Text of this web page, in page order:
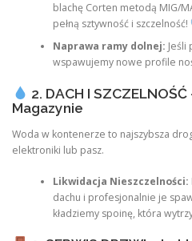
blachę Corten metodą MIG/
pełną sztywność i szczelność!
Naprawa ramy dolnej: Jeśli
wspawujemy nowe profile
2. DACH I
Magazynie
Woda w kontenerze to najszybsza
elektroniki lub pasz.
Likwidacja Nieszczelności:
dachu i profesjonalnie je
kładziemy spoinę, która